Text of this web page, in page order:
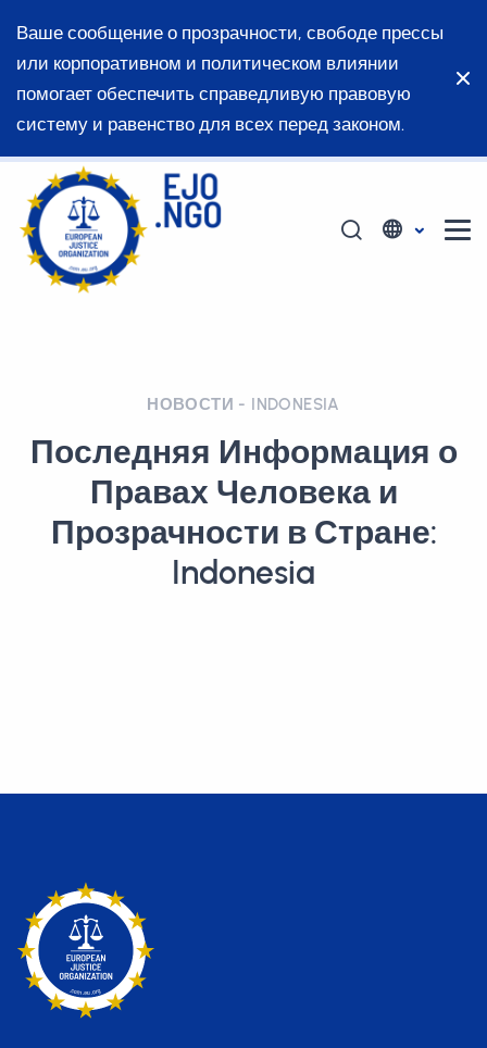
Ваше сообщение о прозрачности, свободе прессы
или корпоративном и политическом влиянии
помогает обеспечить справедливую правовую
систему и равенство для всех перед законом.
НОВОСТИ - INDONESIA
Последняя Информация о
Правах Человека и
Прозрачности в Стране:
Indonesia